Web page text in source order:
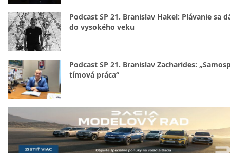
Podcast SP 21. Branislav Hakel: Plávanie sa
do vysokého veku
Podcast SP 21. Branislav Zacharides:
tímová práca“